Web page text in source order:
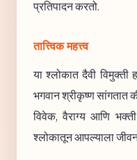
प्रतिपादन करतो.
तात्त्विक महत्त्व
या श्लोकात दैवी विमुक्ती
भगवान श्रीकृष्ण सांगतात
विवेक, वैराग्य आणि
श्लोकातून आपल्याला